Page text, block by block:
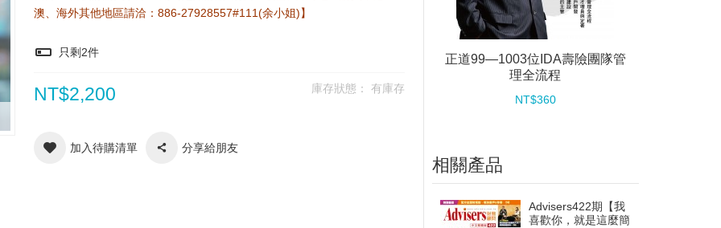
澳、海外其他地區請洽：886-27928557#111(余小姐)】
只剩2件
庫存狀態：有庫存
NT$2,200
加入待購清單 分享給朋友
正道99—1003位IDA壽險團隊管
理全流程
NT$360
相關產品
Advisers422期【我
喜歡你，就是這麼簡